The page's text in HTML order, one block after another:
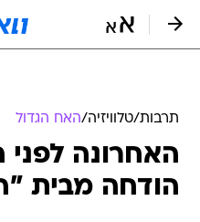
תרבות/טלוויזיה/האח הגדול
האחרונה לפני
הודחה מבית